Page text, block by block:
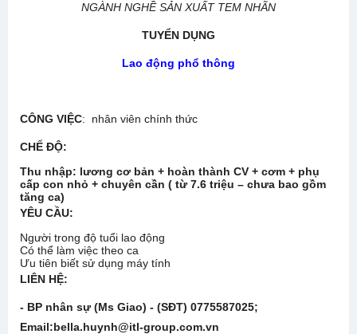
NGÀNH NGHỀ SẢN XUẤT TEM NHÃN
TUYỂN DỤNG
Lao động phổ thông
CÔNG VIỆC: nhân viên chính thức
CHẾ ĐỘ:
Thu nhập: lương cơ bản + hoàn thành CV + cơm + phụ
cấp con nhỏ + chuyên cần ( từ 7.6 triệu – chưa bao gồm
tăng ca)
YÊU CẦU:
Người trong độ tuổi lao động
Có thể làm việc theo ca
Ưu tiên biết sử dụng máy tính
LIÊN HỆ:
- BP nhân sự (Ms Giao) - (SĐT) 0775587025;
Email:bella.huynh@itl-group.com.vn